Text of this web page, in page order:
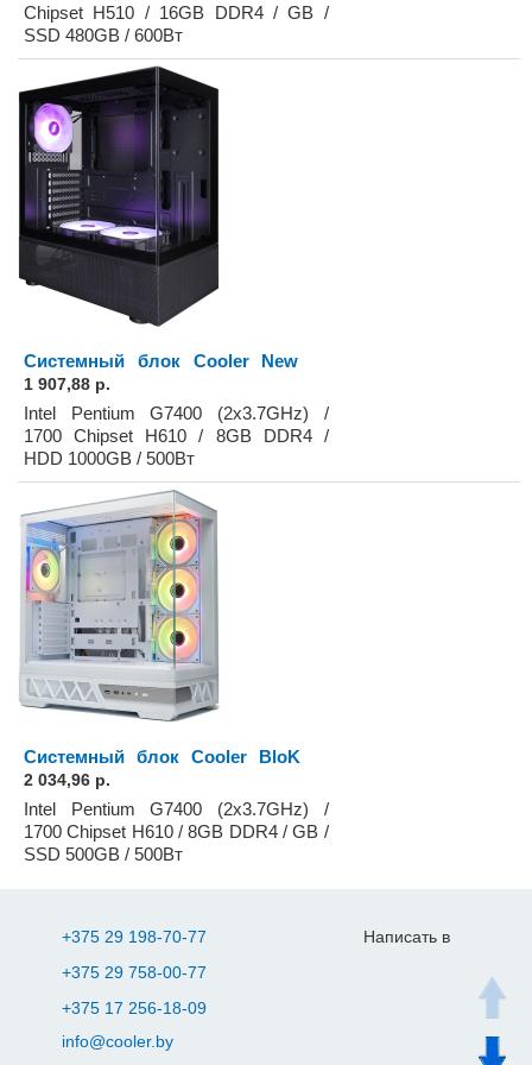
Chipset H510 / 16GB DDR4 / GB /
SSD 480GB / 600Вт
Системный блок Cooler New
1 907,88 р.
Intel Pentium G7400 (2x3.7GHz) /
1700 Chipset H610 / 8GB DDR4 /
HDD 1000GB / 500Вт
Системный блок Cooler BloK
2 034,96 р.
Intel Pentium G7400 (2x3.7GHz) /
1700 Chipset H610 / 8GB DDR4 / GB /
SSD 500GB / 500Вт
+375 29 198-70-77
+375 29 758-00-77
+375 17 256-18-09
info@cooler.by
Написать в